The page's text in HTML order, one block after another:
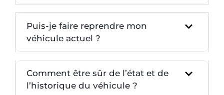
Puis-je faire reprendre mon
véhicule actuel ?
Comment être sûr de l’état et de
l’historique du véhicule ?